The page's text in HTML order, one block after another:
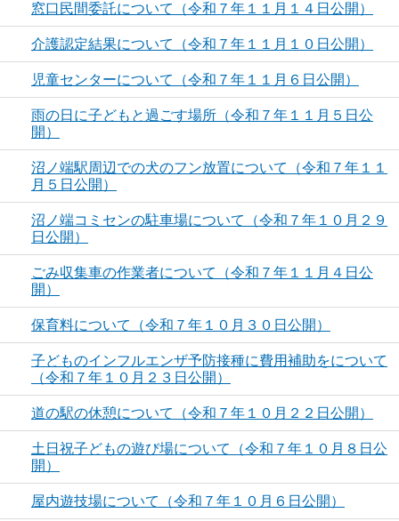
窓口民間委託について（令和７年１１月１４日公開）
介護認定結果について（令和７年１１月１０日公開）
児童センターについて（令和７年１１月６日公開）
雨の日に子どもと過ごす場所（令和７年１１月５日公
開）
沼ノ端駅周辺での犬のフン放置について（令和７年１１
月５日公開）
沼ノ端コミセンの駐車場について（令和７年１０月２９
日公開）
ごみ収集車の作業者について（令和７年１１月４日公
開）
保育料について（令和７年１０月３０日公開）
子どものインフルエンザ予防接種に費用補助をについて
（令和７年１０月２３日公開）
道の駅の休憩について（令和７年１０月２２日公開）
土日祝子どもの遊び場について（令和７年１０月８日公
開）
屋内遊技場について（令和７年１０月６日公開）